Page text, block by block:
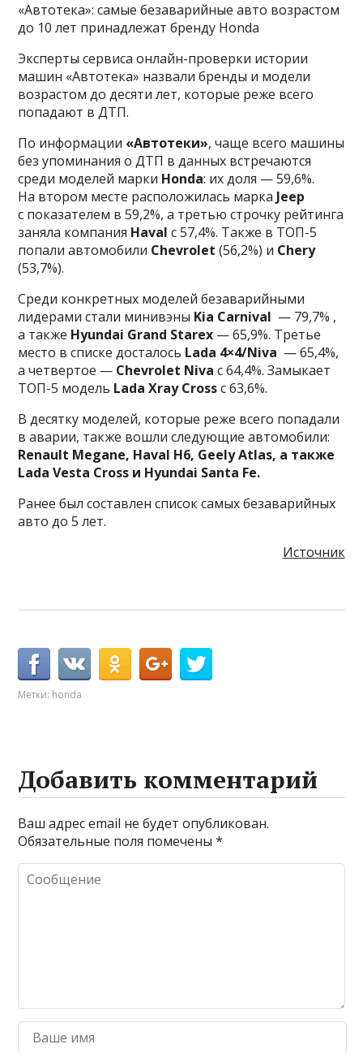
«Автотека»: самые безаварийные авто возрастом
до 10 лет принадлежат бренду Honda
Эксперты сервиса онлайн-проверки истории
машин «Автотека» назвали бренды и модели
возрастом до десяти лет, которые реже всего
попадают в ДТП.
По информации «Автотеки», чаще всего машины
без упоминания о ДТП в данных встречаются
среди моделей марки Honda: их доля — 59,6%.
На втором месте расположилась марка Jeep
с показателем в 59,2%, а третью строчку рейтинга
заняла компания Havalс 57,4%. Также в ТОП-5
попали автомобили Chevrolet(56,2%) и Chery
(53,7%).
Среди конкретных моделей безаварийными
лидерами стали минивэны Kia Carnival — 79,7% ,
а также Hyundai Grand Starex — 65,9%. Третье
место в списке досталось Lada 4×4/Niva — 65,4%,
а четвертое — Chevrolet Niva с 64,4%. Замыкает
ТОП-5 модель Lada Xray Crossс 63,6%.
В десятку моделей, которые реже всего попадали
в аварии, также вошли следующие автомобили:
Renault Megane, Haval H6, Geely Atlas, а также
Lada Vesta Cross и Hyundai Santa Fe.
Ранее был составлен список самых безаварийных
авто до 5 лет.
Источник
Метки: honda
Добавить комментарий
Ваш адрес email не будет опубликован.
Обязательные поля помечены*